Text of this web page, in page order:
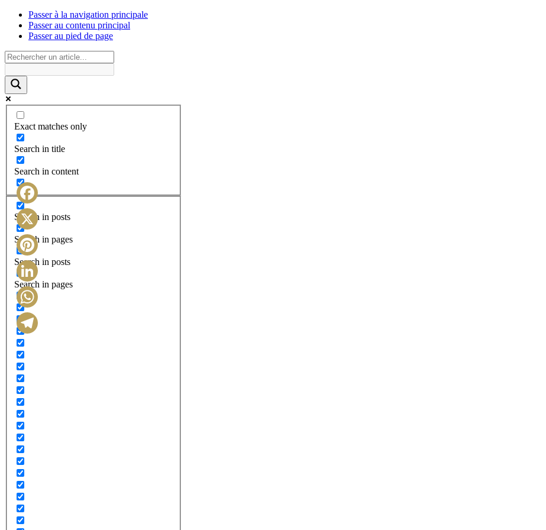
Passer à la navigation principale
Passer au contenu principal
Passer au pied de page
Exact matches only
Search in title
Search in content
Search in posts
Search in pages
Search in posts
Search in pages
Facebook
X
Pinterest
LinkedIn
WhatsApp
Telegram